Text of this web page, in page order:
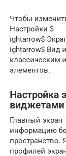
Чтобы
Настройки $
ightarrow$
ightarrow$ Вид
классическим
элементов.
Настройка
виджетами
Главный экран
информацию
пространство.
профилей